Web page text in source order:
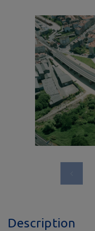
Description